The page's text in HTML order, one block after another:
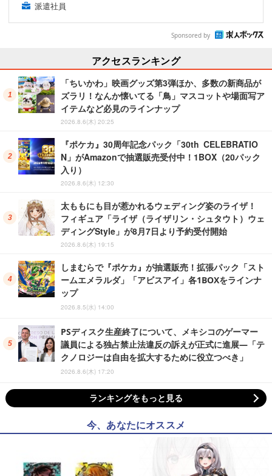
派遣社員
Sponsored by
アクセスランキング
「ちいかわ」映画グッズ第3弾ほか、多数の新商品が
ズラリ！なんか懐いてる「鳥」マスコットや場面写ア
イテムなど必見のラインナップ
2026.8.6(木) 20:25
『ポケカ』30周年記念パック「30th CELEBRATIO
N」がAmazonで抽選販売受付中！1BOX（20パック
入り）
2026.8.6(木) 12:30
太ももにも目が惹かれるウェディング姿のライザ！
フィギュア「ライザ（ライザリン・シュタウト）ウェ
ディングStyle」が8月7日より予約受付開始
2026.8.6(木) 19:15
しまむらで『ポケカ』が抽選販売！拡張パック「スト
ームエメラルダ」「アビスアイ」各1BOXをラインナ
ップ
2026.8.5(水) 14:00
PSディスク生産終了について、メキシコのゲーマー
議員による独占禁止法違反の訴えが正式に進展―「テ
クノロジーは自由を拡大するために役立つべき」
2026.8.6(木) 17:20
ランキングをもっと見る
今、あなたにオススメ